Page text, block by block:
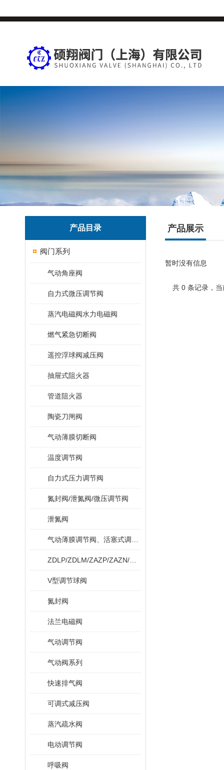
产品目录
阀门系列
气动角座阀
自力式微压调节阀
蒸汽电磁阀水力电磁阀
燃气紧急切断阀
遥控浮球阀减压阀
抽屉式阻火器
管道阻火器
陶瓷刀闸阀
气动薄膜切断阀
温度调节阀
自力式压力调节阀
氮封阀/泄氮阀/微压调节阀
泄氮阀
V型调节球阀
氮封阀
法兰电磁阀
气动调节阀
气动阀系列
快速排气阀
可调式减压阀
蒸汽疏水阀
电动调节阀
呼吸阀
产品展示
暂时没有信息
共 0 条记录，